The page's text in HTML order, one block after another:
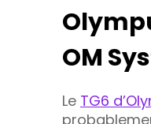
OM
Le TG6